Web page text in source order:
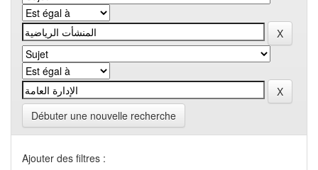
Débuter une nouvelle recherche
Ajouter des filtres :